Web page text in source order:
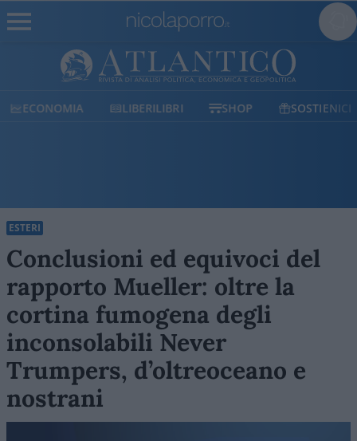
ECONOMIA LIBERILIBRI SHOP SOSTIENICI
ESTERI
Conclusioni ed equivoci del
rapporto Mueller: oltre la
cortina fumogena degli
inconsolabili Never
Trumpers, d’oltreoceano e
nostrani